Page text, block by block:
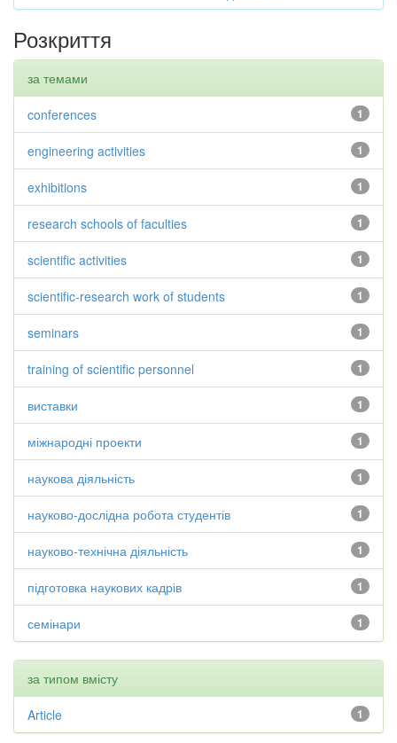
Розкриття
за темами
1
conferences
1
engineering activities
1
exhibitions
1
research schools of faculties
1
scientific activities
1
scientific-research work of students
1
seminars
1
training of scientific personnel
1
виставки
1
міжнародні проекти
1
наукова діяльність
1
науково-дослідна робота студентів
1
науково-технічна діяльність
1
підготовка наукових кадрів
1
семінари
за типом вмісту
1
Article